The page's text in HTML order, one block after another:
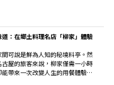
家必吃名店，無論是海鮮控、甜
：在鄉土料理名店「柳家」體驗
可說是鮮為人知的秘境料亭。然
古屋的旅客來說，柳家僅需一小時
帶來一次改變人生的用餐體驗。